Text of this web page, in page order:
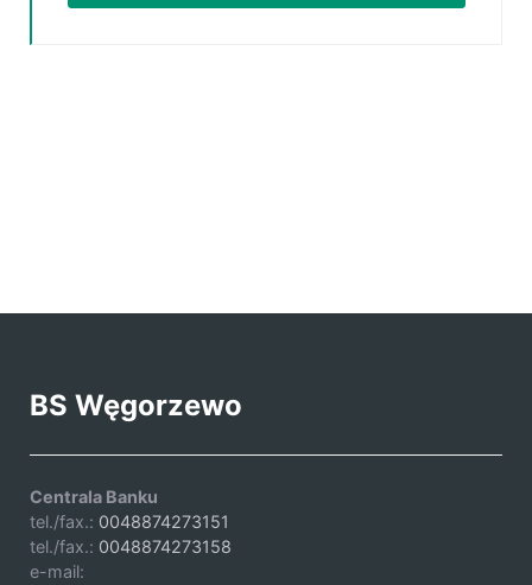
BS Węgorzewo
Centrala Banku
tel./fax.: 0048874273151
tel./fax.: 0048874273158
e-mail: